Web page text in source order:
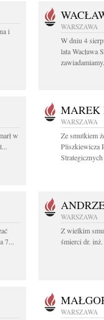
i
WARSZAWA
W dniu 4
lata Wacława
w
MAREK
WARSZAWA
Ze smutkiem
Pliszkiewicza
7...
WARSZAWA
Z wielkim
śmierci dr.
WARSZAWA